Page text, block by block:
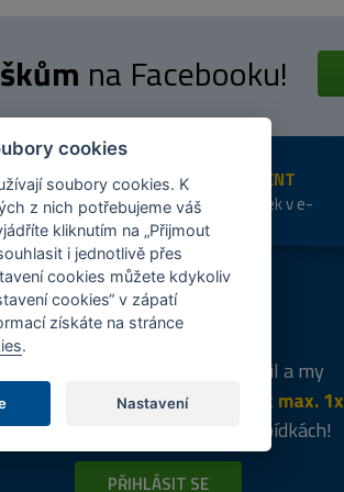
na Facebooku!
let
ŠIROKÝ SORTIMENT
Přes 20 tis. položek v e-
shopu
Tipyk nákupu
Napište nám svůj e-mail a my
vás budeme informovat max. 1x
o zajímavých nabídkách!
PŘIHLÁSIT SE
cookies
soubory cookies. K
z nich potřebujeme váš
kliknutím na „Přijmout
i jednotlivě přes
cookies můžete kdykoliv
cookies“ v zápatí
získáte na stránce
.
Nastavení